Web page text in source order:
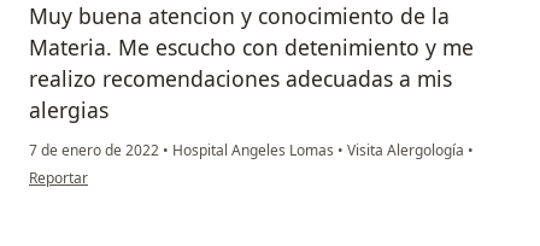
Muy buena atencion y conocimiento de la
Materia. Me escucho con detenimiento y me
realizo recomendaciones adecuadas a mis
alergias
7 de enero de 2022 • Hospital Angeles Lomas • Visita Alergología •
en opinión del usuario Luis
Reportar